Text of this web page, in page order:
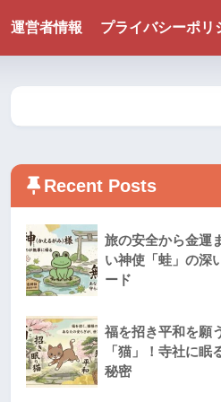
運営者情報 プライバシーポリ
Recent Posts
旅の安全から金運
い神使「蛙」の深
ード
福を招き平和を願
「猫」！寺社に眠
秘密